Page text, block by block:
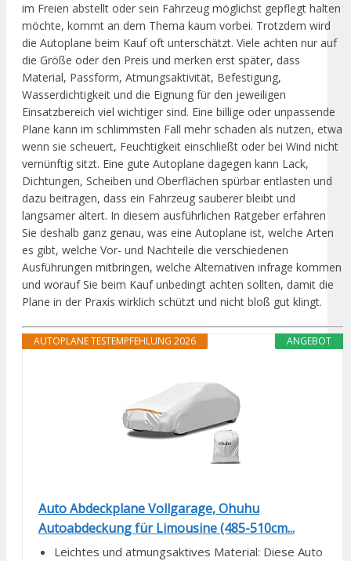
im Freien abstellt oder sein Fahrzeug möglichst gepflegt halten
möchte, kommt an dem Thema kaum vorbei. Trotzdem wird
die Autoplane beim Kauf oft unterschätzt. Viele achten nur auf
die Größe oder den Preis und merken erst später, dass
Material, Passform, Atmungsaktivität, Befestigung,
Wasserdichtigkeit und die Eignung für den jeweiligen
Einsatzbereich viel wichtiger sind. Eine billige oder unpassende
Plane kann im schlimmsten Fall mehr schaden als nutzen, etwa
wenn sie scheuert, Feuchtigkeit einschließt oder bei Wind nicht
vernünftig sitzt. Eine gute Autoplane dagegen kann Lack,
Dichtungen, Scheiben und Oberflächen spürbar entlasten und
dazu beitragen, dass ein Fahrzeug sauberer bleibt und
langsamer altert. In diesem ausführlichen Ratgeber erfahren
Sie deshalb ganz genau, was eine Autoplane ist, welche Arten
es gibt, welche Vor- und Nachteile die verschiedenen
Ausführungen mitbringen, welche Alternativen infrage kommen
und worauf Sie beim Kauf unbedingt achten sollten, damit die
Plane in der Praxis wirklich schützt und nicht bloß gut klingt.
ANGEBOT
AUTOPLANE TESTEMPFEHLUNG 2026
Auto Abdeckplane Vollgarage, Ohuhu
Autoabdeckung für Limousine (485-510cm...
Leichtes und atmungsaktives Material: Diese Auto